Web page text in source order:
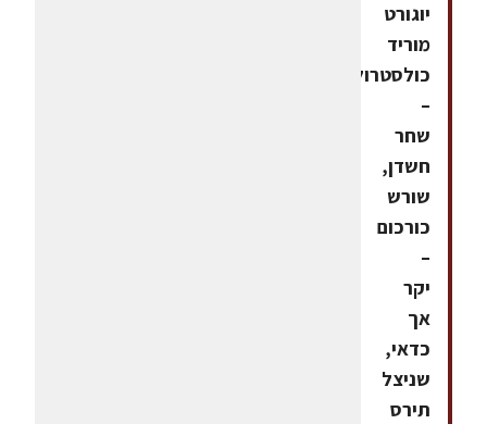
יוגורט
מוריד
כולסטרול
–
שחר
חשדן,
שורש
כורכום
–
יקר
אך
כדאי,
שניצל
תירס